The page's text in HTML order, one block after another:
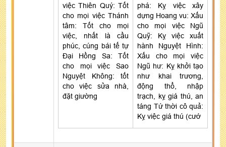
việc Thiên Quý: Tốt
cho mọi việc Thánh
tâm: Tốt cho mọi
việc, nhất là cầu
phúc, cúng bái tế tự
Đại Hồng Sa: Tốt
cho mọi việc Sao
Nguyệt Không: tốt
cho việc sửa nhà,
đặt giường
phá: Kỵ việc xây
dựng Hoang vu: Xấu
cho mọi việc Ngũ
Quỹ: Kỵ việc xuất
hành Nguyệt Hình:
Xấu cho mọi việc
Ngũ hư: Kỵ khởi tạo
như khai trương,
động thổ, nhập
trạch, kỵ giá thú, an
táng Tứ thời cô quả:
Kỵ việc giá thú (cướ